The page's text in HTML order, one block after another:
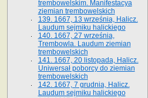
trembowelskim. Manifestacya
ziemian trembowelskich
139. 1667, 13 września, Halicz.
Laudum sejmiku halickiego
140. 1667, 27 września,
Trembowla. Laudum ziemian
trembowelskich
141. 1667, 20 listopada, Halicz.
Uniwersał poborcy do ziemian
trembowelskich
142. 1667, 7 grudnia, Halicz.
Laudum sejmiku halickiego